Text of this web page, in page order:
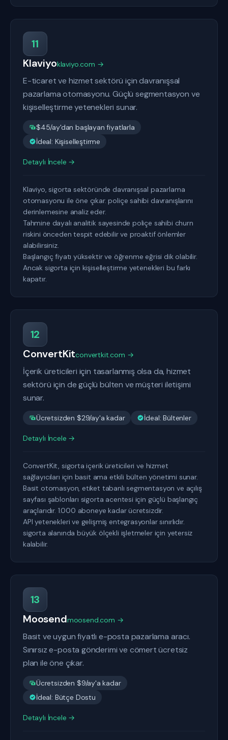
11
Klaviyoklaviyo.com →
E-ticaret ve hizmet sektörü için davranışsal
pazarlama otomasyonu. Güçlü segmentasyon ve
kişiselleştirme yetenekleri sunar.
$45/ay'dan başlayan fiyatlarla
İdeal: Kişiselleştirme
Detaylı İncele →
Klaviyo, sigorta sektöründe davranışsal pazarlama
otomasyonu ile öne çıkar. poliçe sahibi davranışlarını
derinlemesine analiz eder.
Tahmine dayalı analitik sayesinde poliçe sahibi churn
riskini önceden tespit edebilir ve proaktif önlemler
alabilirsiniz.
Başlangıç fiyatı yüksektir ve öğrenme eğrisi dik olabilir.
Ancak sigorta için kişiselleştirme yetenekleri bu farkı
kapatır.
12
ConvertKitconvertkit.com →
İçerik üreticileri için tasarlanmış olsa da, hizmet
sektörü için de güçlü bülten ve müşteri iletişimi
sunar.
Ücretsizden $29/ay'a kadar İdeal: Bültenler
Detaylı İncele →
ConvertKit, sigorta içerik üreticileri ve hizmet
sağlayıcıları için basit ama etkili bülten yönetimi sunar.
Basit otomasyon, etiket tabanlı segmentasyon ve açılış
sayfası şablonları sigorta acentesi için güçlü başlangıç
araçlarıdır. 1.000 aboneye kadar ücretsizdir.
API yetenekleri ve gelişmiş entegrasyonlar sınırlıdır.
sigorta alanında büyük ölçekli işletmeler için yetersiz
kalabilir.
13
Moosendmoosend.com →
Basit ve uygun fiyatlı e-posta pazarlama aracı.
Sınırsız e-posta gönderimi ve cömert ücretsiz
plan ile öne çıkar.
Ücretsizden $9/ay'a kadar
İdeal: Bütçe Dostu
Detaylı İncele →